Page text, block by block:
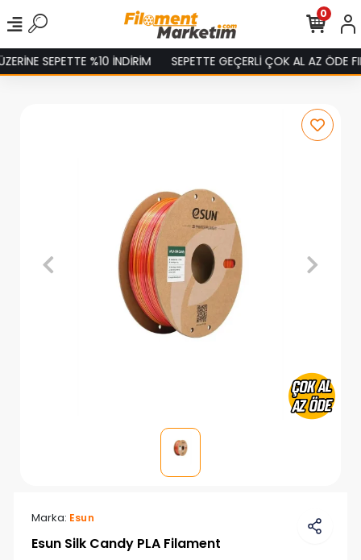
SEPETTE %10 İNDİRİM SEPETTE GEÇERLİ ÇOK AL AZ ÖDE
0
Marka: Esun
Esun Silk Candy PLA Filament